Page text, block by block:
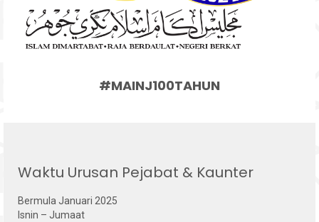
#MAINJ100TAHUN
Waktu Urusan Pejabat & Kaunter
Bermula Januari 2025
Isnin – Jumaat